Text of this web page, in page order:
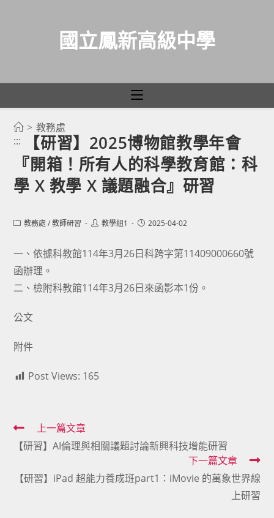
國立鳳新高級中學
> 教務處
:::
【研習】2025博物館教學年會
『開箱！所有人的科學教育館：科
學 X 教學 X 議題融合』研習
Post教務處 / 教師研習
Post教學組1
Post2025-04-02
一、依據科教館114年3月26日科跨字第11409000660號
函辦理。
二、檢附科教館114年3月26日來函影本1份。
公文
附件
Post Views: 165
Read
more
上一篇文章
【研習】AI倫理與相關議題討論新興科技增能研習
下一篇文章
【研習】iPad 超能力養成班part1：iMovie 的萬象世界線
上研習